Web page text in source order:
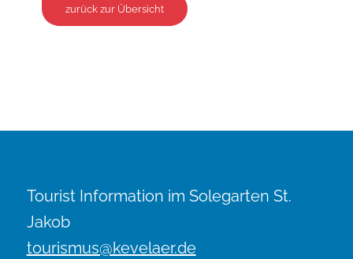
zurück zur Übersicht
Tourist Information im Solegarten St.
Jakob
tourismus@kevelaer.de